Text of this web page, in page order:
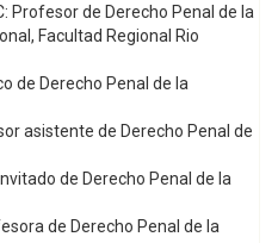
Profesor de Derecho Penal de la
Facultad Regional Rio
de Derecho Penal de la
asistente de Derecho Penal de
de Derecho Penal de la
de Derecho Penal de la